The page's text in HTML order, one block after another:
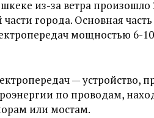
из-за ветра
города. Основная
мощностью 6-10
— устройство,
по проводам,
или мостам.